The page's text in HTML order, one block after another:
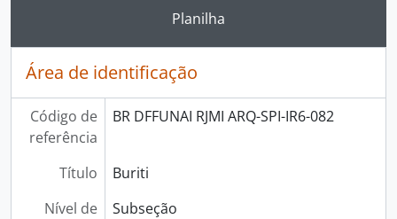
Ao clicar no link deste título da descrição a
Planilha
Área de identificação
Código de
referência
BR DFFUNAI RJMI ARQ-SPI-IR6-082
Título
Buriti
Nível de
Subseção